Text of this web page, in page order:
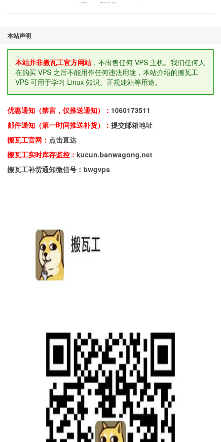
本站声明
本站并非搬瓦工官方网站，不出售任何 VPS 主机。我们任何人
在购买 VPS 之后不能用作任何违法用途，本站介绍的搬瓦工
VPS 可用于学习 Linux 知识、正规建站等用途。
优惠通知（禁言，仅推送通知）： 1060173511
邮件通知（第一时间推送补货）： 提交邮箱地址
搬瓦工官网： 点击直达
搬瓦工实时库存监控： kucun.banwagong.net
搬瓦工补货通知微信号：bwgvps